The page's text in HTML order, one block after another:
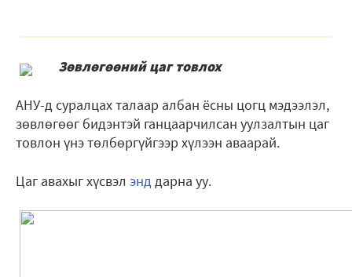
Зөвлөгөөний цаг товлох
АНУ-д суралцах талаар албан ёсны цогц мэдээлэл,
зөвлөгөөг бидэнтэй ганцаарчилсан уулзалтын цаг
товлон үнэ тѳлбѳргүйгээр хүлээн аваарай.
Цаг авахыг хүсвэл энддарна уу.